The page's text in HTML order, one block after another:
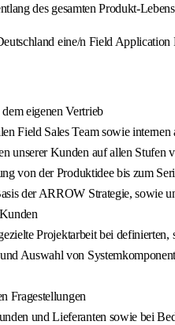
des gesamten Produkt-
eine/n Field Application
eigenen Vertrieb
Field Sales Team sowie
unserer Kunden auf allen
von der Produktidee bis zum
der ARROW Strategie, sowie
Projektarbeit bei definierten,
Auswahl von
Fragestellungen
und Lieferanten sowie bei